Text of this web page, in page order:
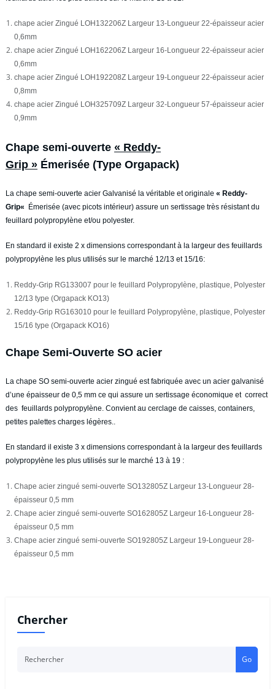
chape acier Zingué LOH132206Z Largeur 13-Longueur 22-épaisseur acier
0,6mm
chape acier Zingué LOH162206Z Largeur 16-Longueur 22-épaisseur acier
0,6mm
chape acier Zingué LOH192208Z Largeur 19-Longueur 22-épaisseur acier
0,8mm
chape acier Zingué LOH325709Z Largeur 32-Longueur 57-épaisseur acier
0,9mm
Chape semi-ouverte « Reddy-
Grip » Émerisée (Type Orgapack)
La chape semi-ouverte acier Galvanisé la véritable et originale « Reddy-
Grip«
Émerisée (avec picots intérieur) assure un sertissage très résistant du
feuillard polypropylène et/ou polyester.
En standard il existe 2 x dimensions correspondant à la largeur des feuillards
polypropylène les plus utilisés sur le marché 12/13 et 15/16:
Reddy-Grip RG133007 pour le feuillard Polypropylène, plastique, Polyester
12/13 type (Orgapack KO13)
Reddy-Grip RG163010 pour le feuillard Polypropylène, plastique, Polyester
15/16 type (Orgapack KO16)
Chape Semi-Ouverte SO acier
La chape SO semi-ouverte acier zingué est fabriquée avec un acier galvanisé
d’une épaisseur de 0,5 mm ce qui assure un sertissage économique et correct
des feuillards polypropylène. Convient au cerclage de caisses, containers,
petites palettes charges légères..
En standard il existe 3 x dimensions correspondant à la largeur des feuillards
polypropylène les plus utilisés sur le marché 13 à 19 :
Chape acier zingué semi-ouverte SO132805Z Largeur 13-Longueur 28-
épaisseur 0,5 mm
Chape acier zingué semi-ouverte SO162805Z Largeur 16-Longueur 28-
épaisseur 0,5 mm
Chape acier zingué semi-ouverte SO192805Z Largeur 19-Longueur 28-
épaisseur 0,5 mm
Chercher
Go